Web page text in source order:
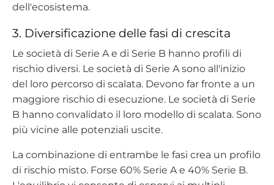
dell'ecosistema.
3. Diversificazione delle fasi di crescita
Le società di Serie A e di Serie B hanno profili di
rischio diversi. Le società di Serie A sono all'inizio
del loro percorso di scalata. Devono far fronte a un
maggiore rischio di esecuzione. Le società di Serie
B hanno convalidato il loro modello di scalata. Sono
più vicine alle potenziali uscite.
La combinazione di entrambe le fasi crea un profilo
di rischio misto. Forse 60% Serie A e 40% Serie B.